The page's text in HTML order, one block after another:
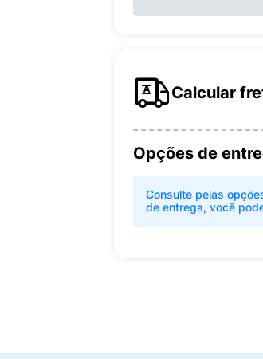
Calcular
Opções de
Consulte pelas
de entrega, você